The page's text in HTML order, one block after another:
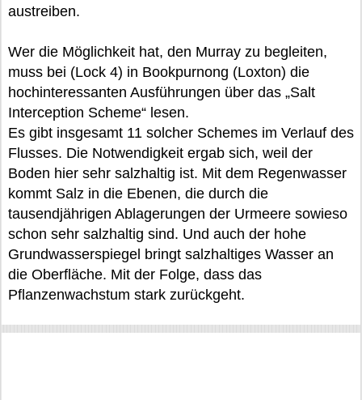
austreiben.
Wer die Möglichkeit hat, den Murray zu begleiten,
muss bei (Lock 4) in Bookpurnong (Loxton) die
hochinteressanten Ausführungen über das „Salt
Interception Scheme“ lesen.
Es gibt insgesamt 11 solcher Schemes im Verlauf des
Flusses. Die Notwendigkeit ergab sich, weil der
Boden hier sehr salzhaltig ist. Mit dem Regenwasser
kommt Salz in die Ebenen, die durch die
tausendjährigen Ablagerungen der Urmeere sowieso
schon sehr salzhaltig sind. Und auch der hohe
Grundwasserspiegel bringt salzhaltiges Wasser an
die Oberfläche. Mit der Folge, dass das
Pflanzenwachstum stark zurückgeht.